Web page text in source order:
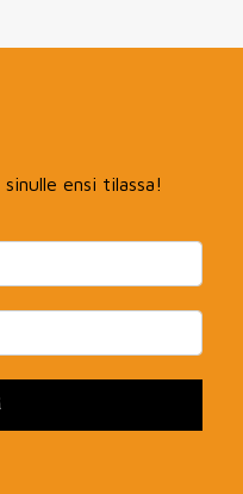
ensi tilassa!